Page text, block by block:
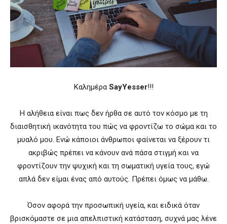
Καλημέρα SayYesser!!!
Η αλήθεια είναι πως δεν ήρθα σε αυτό τον κόσμο με τη
διαισθητική ικανότητα του πώς να φροντίζω το σώμα και το
μυαλό μου. Ενώ κάποιοι άνθρωποι φαίνεται να ξέρουν τι
ακριβώς πρέπει να κάνουν ανά πάσα στιγμή και να
φροντίζουν την ψυχική και τη σωματική υγεία τους, εγώ
απλά δεν είμαι ένας από αυτούς. Πρέπει όμως να μάθω.
Όσον αφορά την προσωπική υγεία, και ειδικά όταν
βρισκόμαστε σε μια απελπιστική κατάσταση, συχνά μας λένε